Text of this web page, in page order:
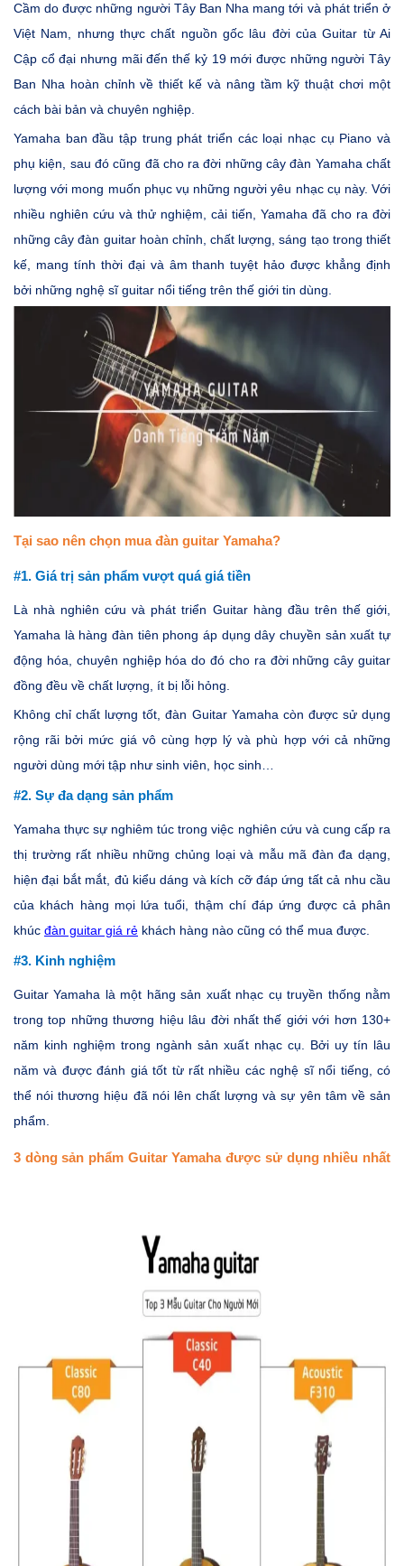
Cầm do được những người Tây Ban Nha mang tới và phát triển ở
Việt Nam, nhưng thực chất nguồn gốc lâu đời của Guitar từ Ai
Cập cổ đại nhưng mãi đến thế kỷ 19 mới được những người Tây
Ban Nha hoàn chỉnh về thiết kế và nâng tầm kỹ thuật chơi một
cách bài bản và chuyên nghiệp.
Yamaha ban đầu tập trung phát triển các loại nhạc cụ Piano và
phụ kiện, sau đó cũng đã cho ra đời những cây đàn Yamaha chất
lượng với mong muốn phục vụ những người yêu nhạc cụ này. Với
nhiều nghiên cứu và thử nghiệm, cải tiến, Yamaha đã cho ra đời
những cây đàn guitar hoàn chỉnh, chất lượng, sáng tạo trong thiết
kế, mang tính thời đại và âm thanh tuyệt hảo được khẳng định
bởi những nghệ sĩ guitar nổi tiếng trên thế giới tin dùng.
Tại sao nên chọn mua đàn guitar Yamaha?
#1. Giá trị sản phẩm vượt quá giá tiền
Là nhà nghiên cứu và phát triển Guitar hàng đầu trên thế giới,
Yamaha là hàng đàn tiên phong áp dụng dây chuyền sản xuất tự
động hóa, chuyên nghiệp hóa do đó cho ra đời những cây guitar
đồng đều về chất lượng, ít bị lỗi hỏng.
Không chỉ chất lượng tốt, đàn Guitar Yamaha còn được sử dụng
rộng rãi bởi mức giá vô cùng hợp lý và phù hợp với cả những
người dùng mới tập như sinh viên, học sinh…
#2. Sự đa dạng sản phẩm
Yamaha thực sự nghiêm túc trong việc nghiên cứu và cung cấp ra
thị trường rất nhiều những chủng loại và mẫu mã đàn đa dạng,
hiện đại bắt mắt, đủ kiểu dáng và kích cỡ đáp ứng tất cả nhu cầu
của khách hàng mọi lứa tuổi, thậm chí đáp ứng được cả phân
khúc đàn guitar giá rẻ khách hàng nào cũng có thể mua được.
#3. Kinh nghiệm
Guitar Yamaha là một hãng sản xuất nhạc cụ truyền thống nằm
trong top những thương hiệu lâu đời nhất thế giới với hơn 130+
năm kinh nghiệm trong ngành sản xuất nhạc cụ. Bởi uy tín lâu
năm và được đánh giá tốt từ rất nhiều các nghệ sĩ nổi tiếng, có
thể nói thương hiệu đã nói lên chất lượng và sự yên tâm về sản
phẩm.
3 dòng sản phẩm Guitar Yamaha được sử dụng nhiều nhất